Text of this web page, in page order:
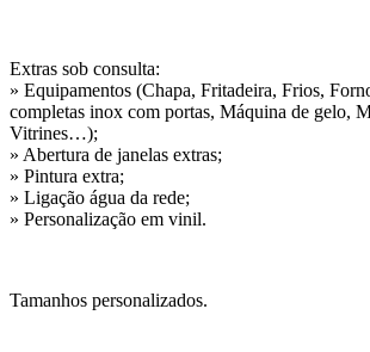
Extras sob consulta:
» Equipamentos (Chapa, Fritadeira, Frios,
completas inox com portas, Máquina de gelo,
Vitrines…);
» Abertura de janelas extras;
» Pintura extra;
» Ligação água da rede;
» Personalização em vinil.
Tamanhos personalizados.